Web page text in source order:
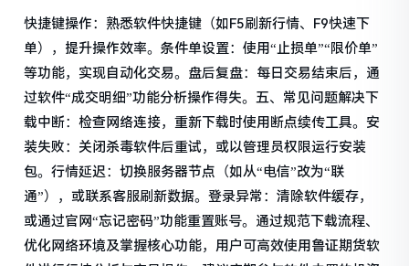
快捷键操作：熟悉软件快捷键（如F5刷新行情、F9快速下
单），提升操作效率。条件单设置：使用“止损单”“限价单”
等功能，实现自动化交易。盘后复盘：每日交易结束后，通
过软件“成交明细”功能分析操作得失。五、常见问题解决下
载中断：检查网络连接，重新下载时使用断点续传工具。安
装失败：关闭杀毒软件后重试，或以管理员权限运行安装
包。行情延迟：切换服务器节点（如从“电信”改为“联
通”），或联系客服刷新数据。登录异常：清除软件缓存，
或通过官网“忘记密码”功能重置账号。通过规范下载流程、
优化网络环境及掌握核心功能，用户可高效使用鲁证期货软